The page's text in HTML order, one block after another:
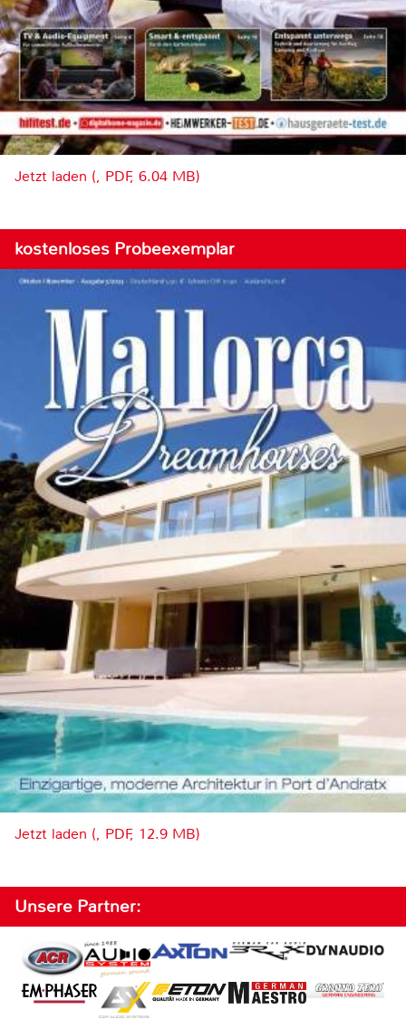
Jetzt laden (, PDF, 6.04 MB)
kostenloses Probeexemplar
Jetzt laden (, PDF, 12.9 MB)
Unsere Partner: